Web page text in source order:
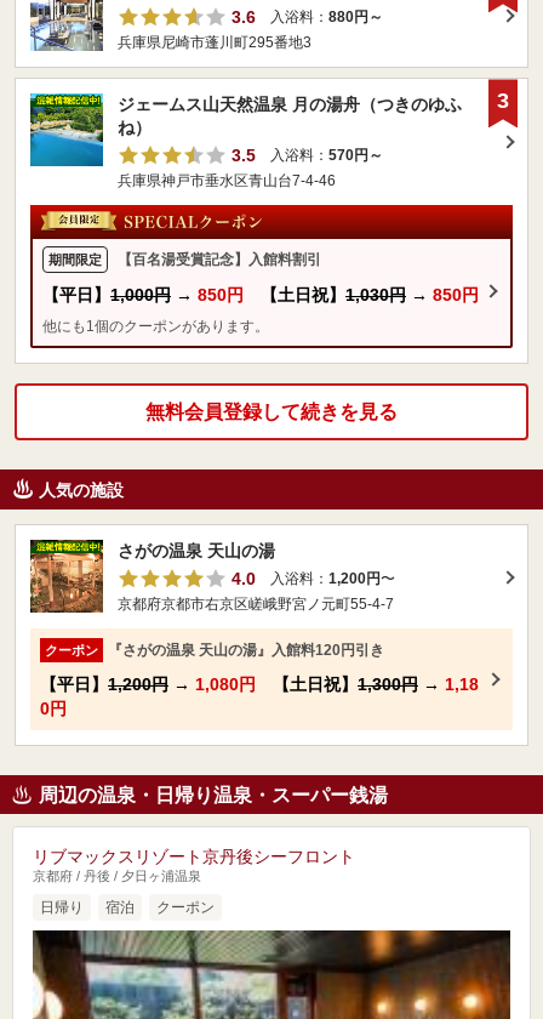
3.6
入浴料： 880円～
兵庫県尼崎市蓬川町295番地3
ジェームス山天然温泉 月の湯舟（つきのゆふ
ね）
3.5
入浴料： 570円～
兵庫県神戸市垂水区青山台7-4-46
期間限定 【百名湯受賞記念】入館料割引
【平日】 1,000円 → 850円 【土日祝】 1,030円 → 850円
他にも1個のクーポンがあります。
3
無料会員登録して続きを見る
人気の施設
さがの温泉 天山の湯
4.0
入浴料： 1,200円〜
京都府京都市右京区嵯峨野宮ノ元町55-4-7
クーポン 『さがの温泉 天山の湯』入館料120円引き
【平日】 1,200円 → 1,080円 【土日祝】 1,300円 → 1,18
0円
周辺の温泉・日帰り温泉・スーパー銭湯
リブマックスリゾート京丹後シーフロント
京都府 / 丹後 / 夕日ヶ浦温泉
日帰り 宿泊 クーポン